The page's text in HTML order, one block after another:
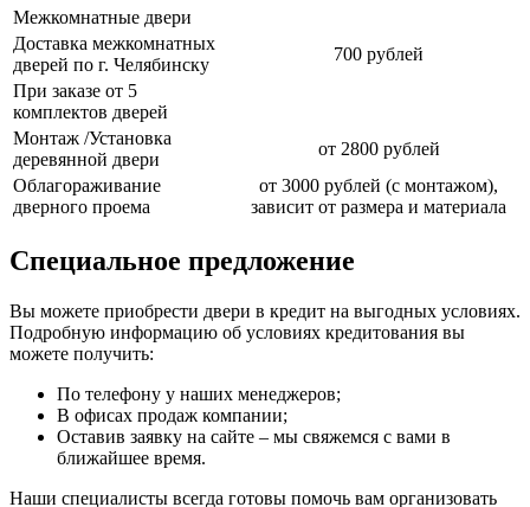
Межкомнатные двери
Доставка межкомнатных
дверей по г. Челябинску
700 рублей
При заказе от 5
комплектов дверей
Монтаж /Установка
деревянной двери
от 2800 рублей
Облагораживание
дверного проема
от 3000 рублей (с монтажом),
зависит от размера и материала
Специальное предложение
Вы можете приобрести двери в кредит на выгодных условиях.
Подробную информацию об условиях кредитования вы
можете получить:
По телефону у наших менеджеров;
В офисах продаж компании;
Оставив заявку на сайте – мы свяжемся с вами в
ближайшее время.
Наши специалисты всегда готовы помочь вам организовать